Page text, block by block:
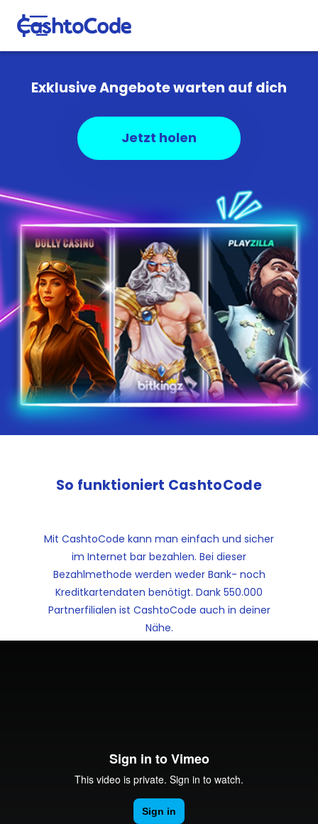
Exklusive Angebote warten auf dich
Jetzt holen
So funktioniert CashtoCode
Mit CashtoCode kann man einfach und sicher
im Internet bar bezahlen. Bei dieser
Bezahlmethode werden weder Bank- noch
Kreditkartendaten benötigt. Dank 550.000
Partnerfilialen ist CashtoCode auch in deiner
Nähe.